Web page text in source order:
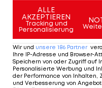
Ansonsten schlugen
oft im bisherigen
der optischen
von von
Fehlpässen.
ALLE
AKZEPTIEREN
Tracking und
Personalisierung
Wir und unsere 186 Partner
Ihre IP-Adresse und Browser-
Speichern von oder Zugriff auf
Personalisierte Werbung und
der Performance von Inhalten,
und Verbesserung von